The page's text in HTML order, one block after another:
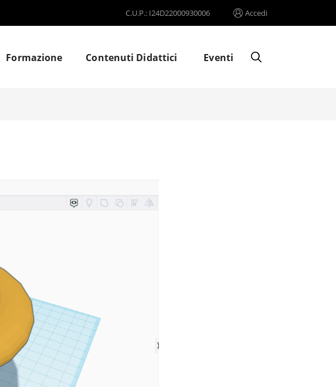
C.U.P.: I24D22000930006 Accedi
Formazione Contenuti Didattici Eventi